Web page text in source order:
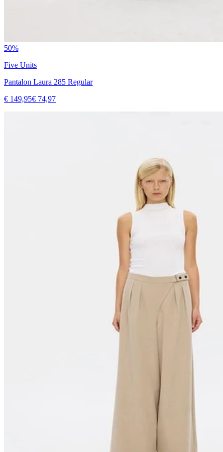
50%
Five Units
Pantalon Laura 285 Regular
€ 149,95€ 74,97